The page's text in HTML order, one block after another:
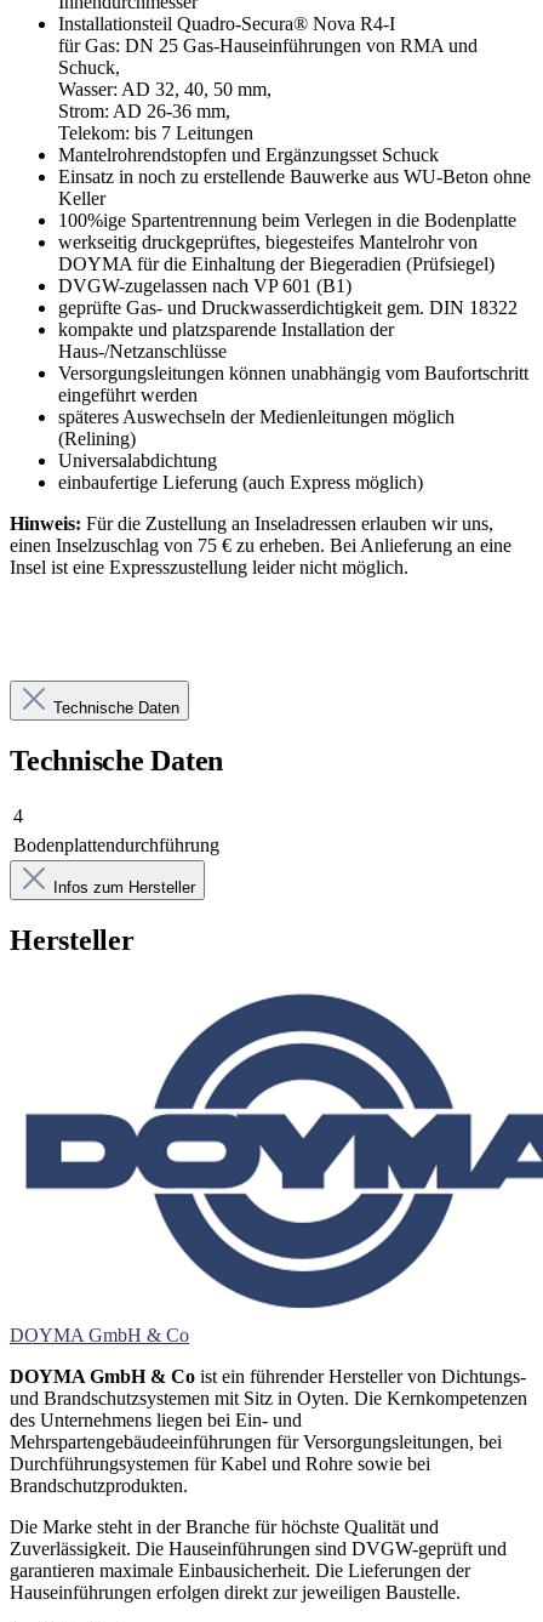
Installationsteil Quadro-Secura® Nova R4-I
für Gas: DN 25 Gas-Hauseinführungen von RMA und
Schuck,
Wasser: AD 32, 40, 50 mm,
Strom: AD 26-36 mm,
Telekom: bis 7 Leitungen
Mantelrohrendstopfen und Ergänzungsset Schuck
Einsatz in noch zu erstellende Bauwerke aus WU-Beton ohne
Keller
100%ige Spartentrennung beim Verlegen in die Bodenplatte
werkseitig druckgeprüftes, biegesteifes Mantelrohr von
DOYMA für die Einhaltung der Biegeradien (Prüfsiegel)
DVGW-zugelassen nach VP 601 (B1)
geprüfte Gas- und Druckwasserdichtigkeit gem. DIN 18322
kompakte und platzsparende Installation der
Haus-/Netzanschlüsse
Versorgungsleitungen können unabhängig vom Baufortschritt
eingeführt werden
späteres Auswechseln der Medienleitungen möglich
(Relining)
Universalabdichtung
einbaufertige Lieferung (auch Express möglich)
Hinweis: Für die Zustellung an Inseladressen erlauben wir uns,
einen Inselzuschlag von 75 € zu erheben. Bei Anlieferung an eine
Insel ist eine Expresszustellung leider nicht möglich.
Technische Daten
Technische Daten
4
Bodenplattendurchführung
Infos zum Hersteller
Hersteller
DOYMA GmbH & Co
DOYMA GmbH & Co ist ein führender Hersteller von Dichtungs-
und Brandschutzsystemen mit Sitz in Oyten. Die Kernkompetenzen
des Unternehmens liegen bei Ein- und
Mehrspartengebäudeeinführungen für Versorgungsleitungen, bei
Durchführungsystemen für Kabel und Rohre sowie bei
Brandschutzprodukten.
Die Marke steht in der Branche für höchste Qualität und
Zuverlässigkeit. Die Hauseinführungen sind DVGW-geprüft und
garantieren maximale Einbausicherheit. Die Lieferungen der
Hauseinführungen erfolgen direkt zur jeweiligen Baustelle.